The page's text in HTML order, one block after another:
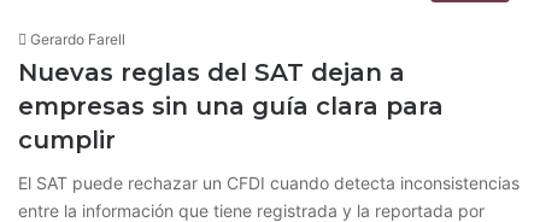
Gerardo Farell
Nuevas reglas del SAT dejan a
empresas sin una guía clara para
cumplir
El SAT puede rechazar un CFDI cuando detecta inconsistencias
entre la información que tiene registrada y la reportada por